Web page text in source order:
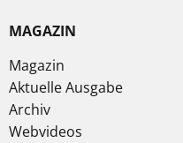
MAGAZIN
Magazin
Aktuelle Ausgabe
Archiv
Webvideos